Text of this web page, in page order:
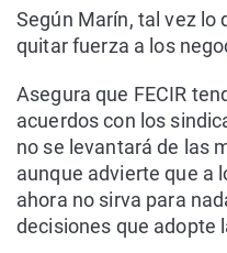
Según Marín, tal vez lo
quitar fuerza a los
Asegura que FECIR
acuerdos con los
no se levantará de las
aunque advierte que a
ahora no sirva para
decisiones que adopte